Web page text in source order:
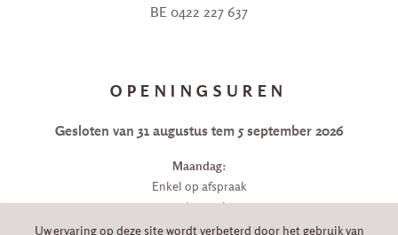
BE 0422 227 637
OPENINGSUREN
Gesloten van 31 augustus tem 5 september 2026
Maandag:
Enkel op afspraak
057/20 01 67
Uw ervaring op deze site wordt verbeterd door het gebruik van